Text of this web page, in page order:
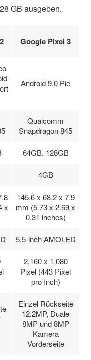
GB ausgeben.
Google Pixel 3
Android 9.0 Pie
Qualcomm
Snapdragon 845
64GB, 128GB
4GB
x
145.6 x 68.2 x 7.9
mm (5.73 x 2.69 x
0.31 inches)
5.5-inch AMOLED
2,160 x 1,080
Pixel (443 Pixel
pro Inch)
Einzel Rückseite
12.2MP, Duale
8MP und 8MP
Kamera
Vorderseite